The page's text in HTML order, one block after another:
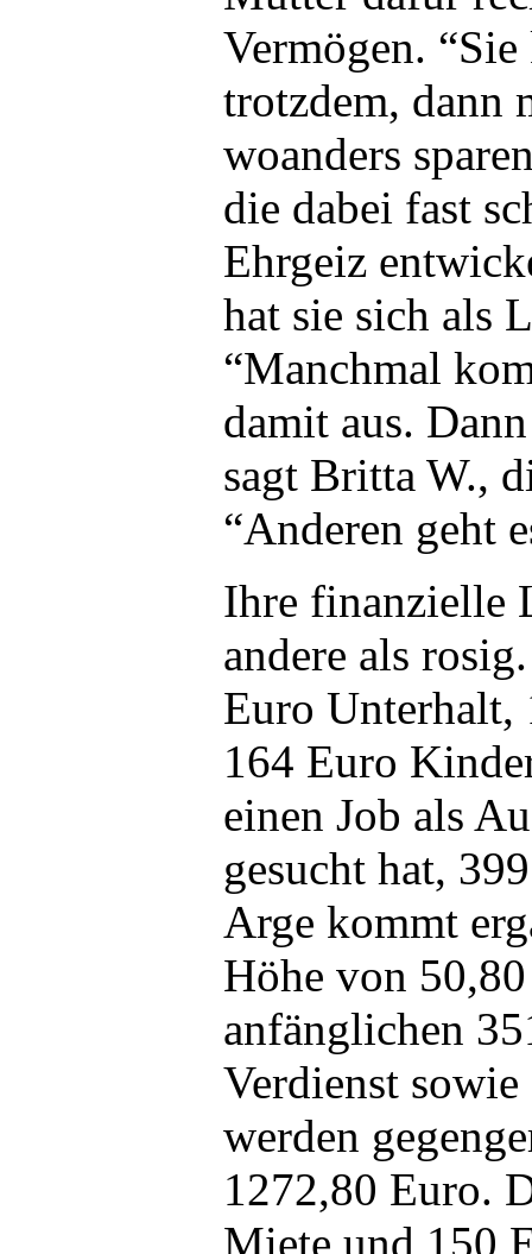
Vermögen.
trotzdem, dann
woanders
die dabei fast
Ehrgeiz
hat sie sich als
“Manchmal
damit aus.
sagt Britta W.,
“Anderen geht
Ihre finanzielle
andere als
Euro Unterhalt,
164 Euro
einen Job als
gesucht hat,
Arge kommt
Höhe von
anfänglichen
Verdienst
werden
1272,80 Euro.
Miete und 150